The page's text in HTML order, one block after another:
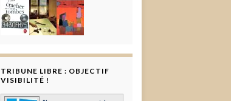
TRIBUNE LIBRE : OBJECTIF
VISIBILITÉ !